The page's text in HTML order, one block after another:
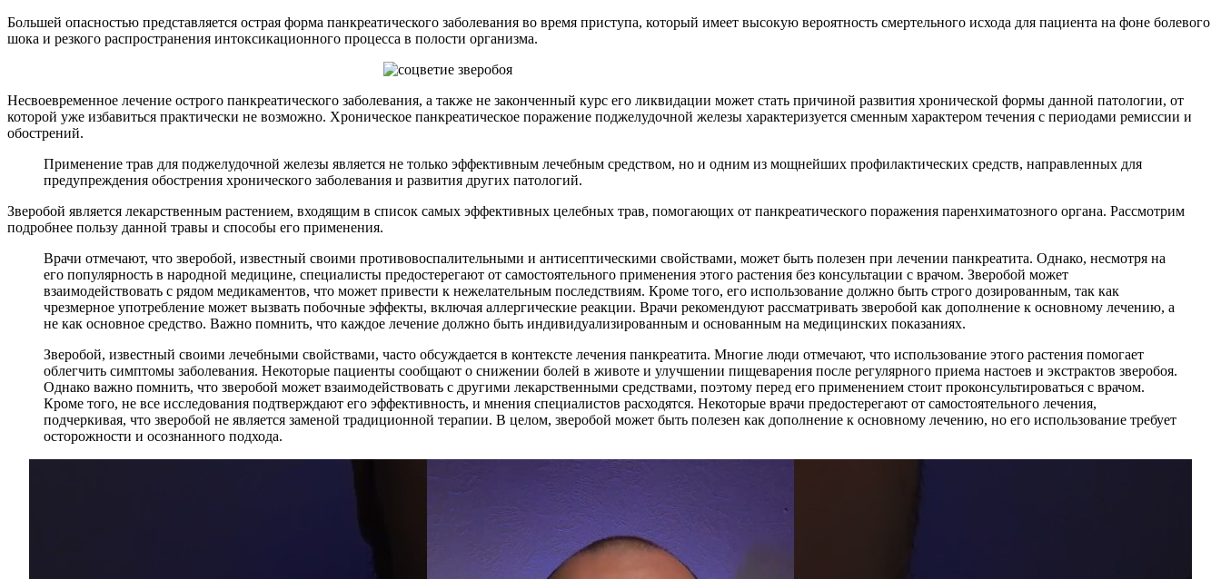
Большей опасностью представляется острая форма панкреатического заболевания во время приступа, который имеет высокую вероятность смертельного исхода для пациента на фоне болевого
шока и резкого распространения интоксикационного процесса в полости организма.
Несвоевременное лечение острого панкреатического заболевания, а также не законченный курс его ликвидации может стать причиной развития хронической формы данной патологии, от
которой уже избавиться практически не возможно. Хроническое панкреатическое поражение поджелудочной железы характеризуется сменным характером течения с периодами ремиссии и
обострений.
Применение трав для поджелудочной железы является не только эффективным лечебным средством, но и одним из мощнейших профилактических средств, направленных для
предупреждения обострения хронического заболевания и развития других патологий.
Зверобой является лекарственным растением, входящим в список самых эффективных целебных трав, помогающих от панкреатического поражения паренхиматозного органа. Рассмотрим
подробнее пользу данной травы и способы его применения.
Врачи отмечают, что зверобой, известный своими противовоспалительными и антисептическими свойствами, может быть полезен при лечении панкреатита. Однако, несмотря на
его популярность в народной медицине, специалисты предостерегают от самостоятельного применения этого растения без консультации с врачом. Зверобой может
взаимодействовать с рядом медикаментов, что может привести к нежелательным последствиям. Кроме того, его использование должно быть строго дозированным, так как
чрезмерное употребление может вызвать побочные эффекты, включая аллергические реакции. Врачи рекомендуют рассматривать зверобой как дополнение к основному лечению, а
не как основное средство. Важно помнить, что каждое лечение должно быть индивидуализированным и основанным на медицинских показаниях.
Зверобой, известный своими лечебными свойствами, часто обсуждается в контексте лечения панкреатита. Многие люди отмечают, что использование этого растения помогает
облегчить симптомы заболевания. Некоторые пациенты сообщают о снижении болей в животе и улучшении пищеварения после регулярного приема настоев и экстрактов зверобоя.
Однако важно помнить, что зверобой может взаимодействовать с другими лекарственными средствами, поэтому перед его применением стоит проконсультироваться с врачом.
Кроме того, не все исследования подтверждают его эффективность, и мнения специалистов расходятся. Некоторые врачи предостерегают от самостоятельного лечения,
подчеркивая, что зверобой не является заменой традиционной терапии. В целом, зверобой может быть полезен как дополнение к основному лечению, но его использование требует
осторожности и осознанного подхода.